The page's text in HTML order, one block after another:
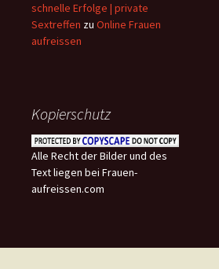
schnelle Erfolge | private
Sextreffen zu Online Frauen
aufreissen
Kopierschutz
Alle Recht der Bilder und des
Text liegen bei Frauen-
aufreissen.com